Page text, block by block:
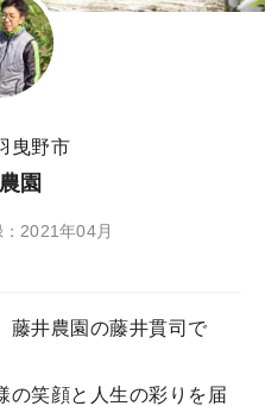
曳野市
園
2021年04月
藤井農園の藤井貫司で
の笑顔と人生の彩りを届